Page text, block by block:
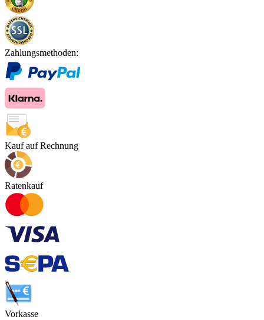
Zahlungsmethoden:
Kauf auf Rechnung
Ratenkauf
Vorkasse